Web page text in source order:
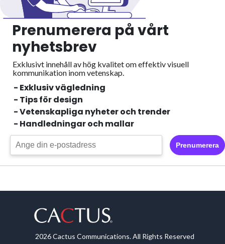
Prenumerera på vårt
nyhetsbrev
Exklusivt innehåll av hög kvalitet om effektiv visuell
kommunikation inom vetenskap.
- Exklusiv vägledning
- Tips för design
- Vetenskapliga nyheter och trender
- Handledningar och mallar
Prenumerera
2026 Cactus Communications. All Rights Reserved